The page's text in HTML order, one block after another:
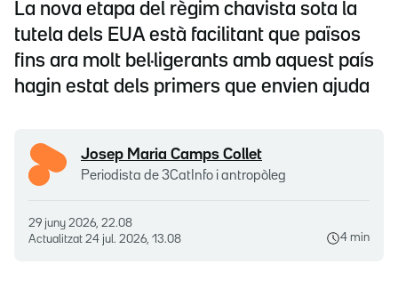
La nova etapa del règim chavista sota la
tutela dels EUA està facilitant que països
fins ara molt bel·ligerants amb aquest país
hagin estat dels primers que envien ajuda
Josep Maria Camps Collet
Periodista de 3CatInfo i antropòleg
29 juny 2026, 22.08
Actualitzat 24 jul. 2026, 13.08 4 min